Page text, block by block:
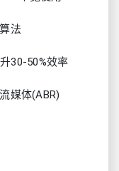
法
30-50%效率
媒体(ABR)